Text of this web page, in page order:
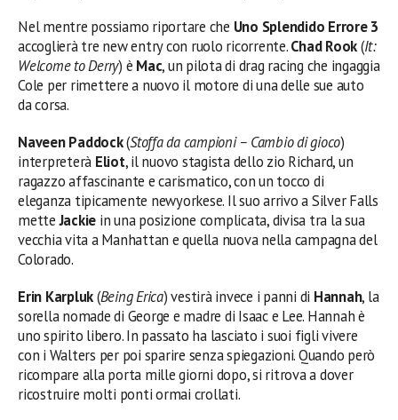
Nel mentre possiamo riportare che Uno Splendido Errore 3
accoglierà tre new entry con ruolo ricorrente.Chad Rook(It:
Welcome to Derry) è Mac, un pilota di drag racing che ingaggia
Cole per rimettere a nuovo il motore di una delle sue auto
da corsa.
Naveen Paddock(Stoffa da campioni – Cambio di gioco)
interpreterà Eliot, il nuovo stagista dello zio Richard, un
ragazzo affascinante e carismatico, con un tocco di
eleganza tipicamente newyorkese. Il suo arrivo a Silver Falls
metteJackie in una posizione complicata, divisa tra la sua
vecchia vita a Manhattan e quella nuova nella campagna del
Colorado.
Erin Karpluk(Being Erica) vestirà invece i panni di Hannah, la
sorella nomade di George e madre di Isaac e Lee. Hannah è
uno spirito libero. In passato ha lasciato i suoi figli vivere
con i Walters per poi sparire senza spiegazioni. Quando però
ricompare alla porta mille giorni dopo, si ritrova a dover
ricostruire molti ponti ormai crollati.